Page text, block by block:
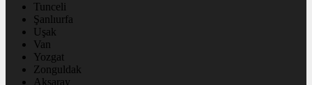
Tunceli
Şanlıurfa
Uşak
Van
Yozgat
Zonguldak
Aksaray